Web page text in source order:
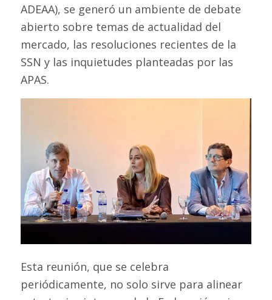
ADEAA), se generó un ambiente de debate
abierto sobre temas de actualidad del
mercado, las resoluciones recientes de la
SSN y las inquietudes planteadas por las
APAS.
Esta reunión, que se celebra
periódicamente, no solo sirve para alinear